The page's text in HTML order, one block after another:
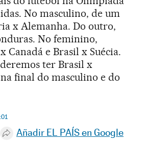
No masculino, de um
x Alemanha. Do outro,
No feminino,
Canadá e Brasil x Suécia.
ter Brasil x
final do masculino e do
Whatsapp
en Facebook
en Twitter
Desplegar Redes Sociales
Añadir EL PAÍS en Google